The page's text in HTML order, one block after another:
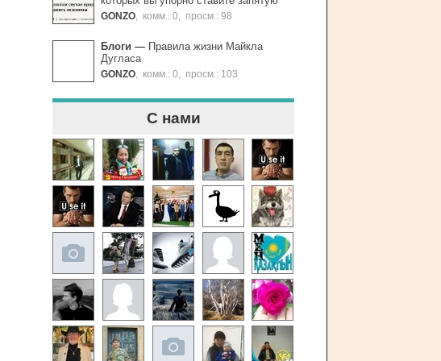
GONZO комм.: 0 просм.: 98
Блоги — Правила жизни Майкла
Дугласа
GONZO комм.: 0 просм.: 103
С нами